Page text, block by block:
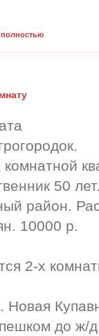
полностью
50
район.
10000 р.
2-х
Новая
до ж/